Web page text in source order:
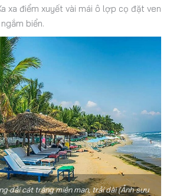
xa điểm xuyết vài mái ô lợp cọ đặt ven
biển.
dải cát trắng miên man, trải dài (Ảnh sưu